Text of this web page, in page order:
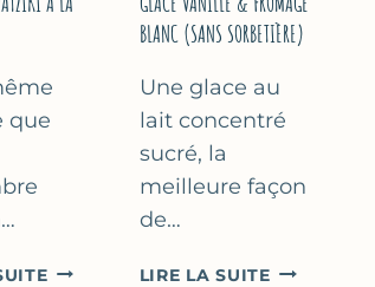
que
COMME
BLANC (SANS SORBETIÈRE)
Une glace au
lait concentré
sucré, la
meilleure façon
de…
LIRE LA SUITEGLACE